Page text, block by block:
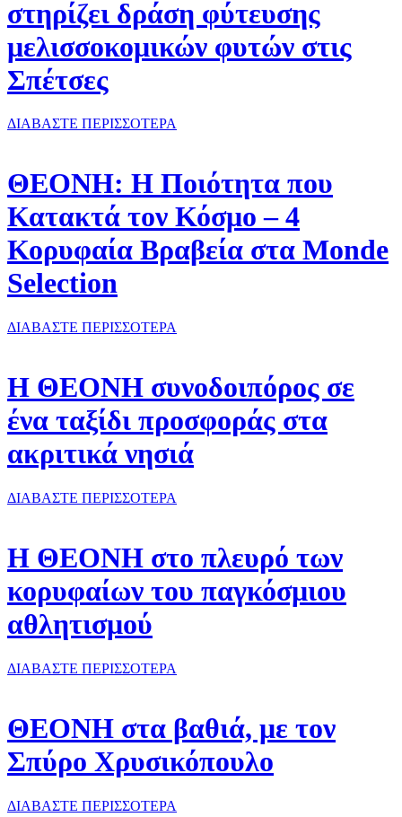
στηρίζει δράση φύτευσης
μελισσοκομικών φυτών στις
Σπέτσες
ΔΙΑΒΑΣΤΕ ΠΕΡΙΣΣΟΤΕΡΑ
ΘΕΟΝΗ: Η Ποιότητα που
Κατακτά τον Κόσμο – 4
Κορυφαία Βραβεία στα Monde
Selection
ΔΙΑΒΑΣΤΕ ΠΕΡΙΣΣΟΤΕΡΑ
Η ΘΕΟΝΗ συνοδοιπόρος σε
ένα ταξίδι προσφοράς στα
ακριτικά νησιά
ΔΙΑΒΑΣΤΕ ΠΕΡΙΣΣΟΤΕΡΑ
Η ΘΕΟΝΗ στο πλευρό των
κορυφαίων του παγκόσμιου
αθλητισμού
ΔΙΑΒΑΣΤΕ ΠΕΡΙΣΣΟΤΕΡΑ
ΘΕΟΝΗ στα βαθιά, με τον
Σπύρο Χρυσικόπουλο
ΔΙΑΒΑΣΤΕ ΠΕΡΙΣΣΟΤΕΡΑ